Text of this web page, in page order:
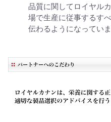
品質に関してロイヤル
場で生産に従事するす
伝わるようになっていま